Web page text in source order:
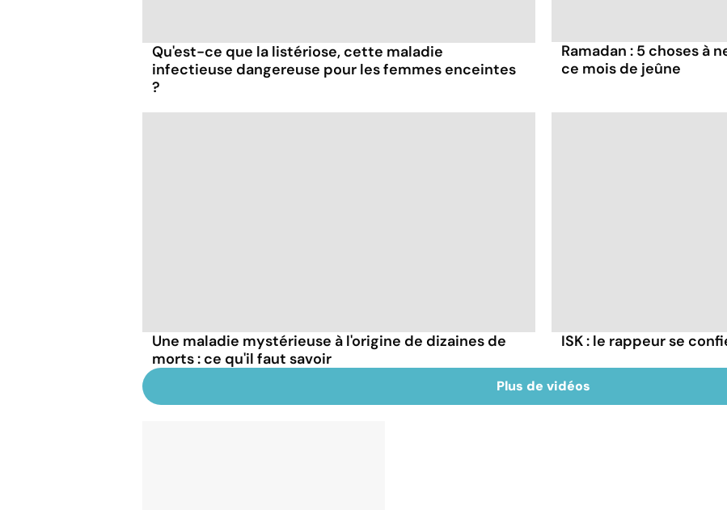
Qu'est-ce que la listériose, cette maladie
infectieuse dangereuse pour les femmes enceintes
?
Ramadan : 5 choses à
ce mois de jeûne
Une maladie mystérieuse à l'origine de dizaines de
morts : ce qu'il faut savoir
ISK : le rappeur se
Plus de vidéos